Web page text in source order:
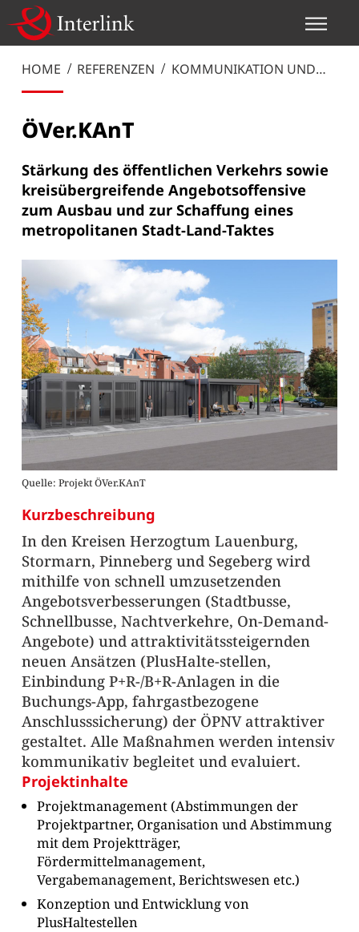
HOME REFERENZEN
KOMMUNIKATION UND
ÖVer.KAnT
Stärkung des öffentlichen Verkehrs sowie
kreisübergreifende Angebotsoffensive
zum Ausbau und zur Schaffung eines
metropolitanen Stadt-Land-Taktes
Quelle: Projekt ÖVer.KAnT
Kurzbeschreibung
In den Kreisen Herzogtum Lauenburg,
Stormarn, Pinneberg und Segeberg wird
mithilfe von schnell umzusetzenden
Angebotsverbesserungen (Stadtbusse,
Schnellbusse, Nachtverkehre, On-Demand-
Angebote) und attraktivitätssteigernden
neuen Ansätzen (PlusHalte-stellen,
Einbindung P+R-/B+R-Anlagen in die
Buchungs-App, fahrgastbezogene
Anschlusssicherung) der ÖPNV attraktiver
gestaltet. Alle Maßnahmen werden intensiv
kommunikativ begleitet und evaluiert.
Projektinhalte
Projektmanagement (Abstimmungen der
Projektpartner, Organisation und Abstimmung
mit dem Projektträger,
Fördermittelmanagement,
Vergabemanagement, Berichtswesen etc.)
Konzeption und Entwicklung von
PlusHaltestellen